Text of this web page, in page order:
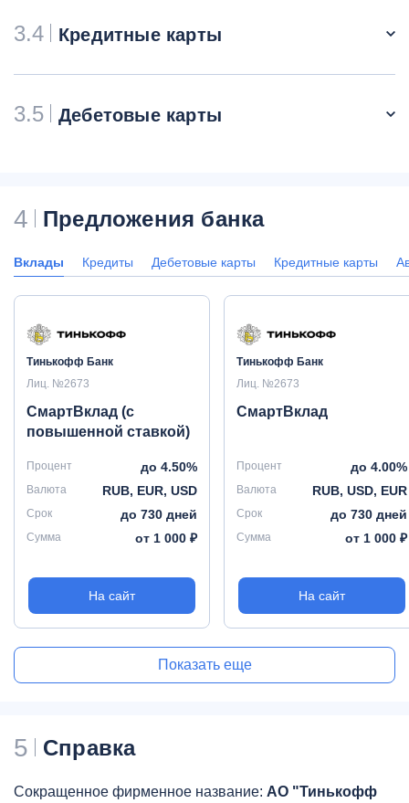
3.4 Кредитные карты
3.5 Дебетовые карты
4 Предложения банка
Вклады Кредиты Дебетовые карты Кредитные карты
Тинькофф Банк
Лиц. №2673
СмартВклад (с
повышенной ставкой)
Процент до 4.50%
Валюта RUB, EUR, USD
Срок до 730 дней
Сумма от 1 000 ₽
На сайт
Тинькофф Банк
Лиц. №2673
СмартВклад
Процент до 4.00%
Валюта RUB, USD, EUR
Срок до 730 дней
Сумма от 1 000 ₽
На сайт
Показать еще
5 Справка
Сокращенное фирменное название: АО "Тинькофф